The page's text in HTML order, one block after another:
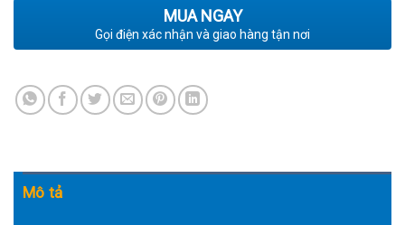
MUA NGAY
Gọi điện xác nhận và giao hàng tận nơi
Mô tả